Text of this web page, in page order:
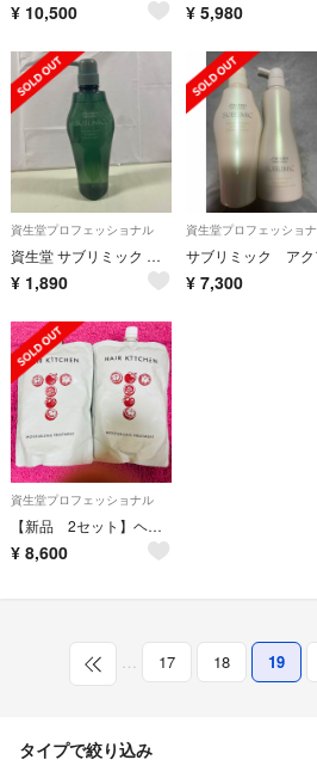
¥ 10,500 ¥ 5,980
資生堂プロフェッショナル
資生堂 サブリミック フェンテフォルテ シャンプー OS 500ml べたつきの
¥ 1,890
資生堂プロフェッショ
¥ 7,300
資生堂プロフェッショナル
【新品 2セット】ヘアキッチン モイスチャライジングトリートメント 1000g
¥ 8,600
… 17 18 19
タイプで絞り込み